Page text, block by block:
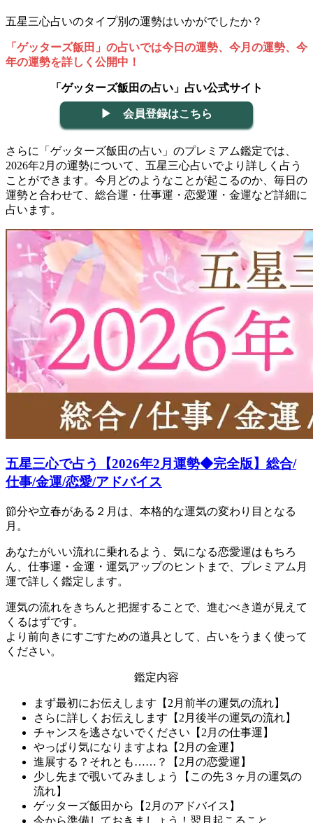
五星三心占いのタイプ別の運勢はいかがでしたか？
「ゲッターズ飯田」の占いでは今日の運勢、今月の運勢、今
年の運勢を詳しく公開中！
「ゲッターズ飯田の占い」占い公式サイト
▶ 会員登録はこちら
さらに「ゲッターズ飯田の占い」のプレミアム鑑定では、
2026年2月の運勢について、五星三心占いでより詳しく占う
ことができます。今月どのようなことが起こるのか、毎日の
運勢と合わせて、総合運・仕事運・恋愛運・金運など詳細に
占います。
五星三心で占う【2026年2月運勢◆完全版】総合/
仕事/金運/恋愛/アドバイス
節分や立春がある２月は、本格的な運気の変わり目となる
月。
あなたがいい流れに乗れるよう、気になる恋愛運はもちろ
ん、仕事運・金運・運気アップのヒントまで、プレミアム月
運で詳しく鑑定します。
運気の流れをきちんと把握することで、進むべき道が見えて
くるはずです。
より前向きにすごすための道具として、占いをうまく使って
ください。
鑑定内容
まず最初にお伝えします【2月前半の運気の流れ】
さらに詳しくお伝えします【2月後半の運気の流れ】
チャンスを逃さないでください【2月の仕事運】
やっぱり気になりますよね【2月の金運】
進展する？それとも……？【2月の恋愛運】
少し先まで覗いてみましょう【この先３ヶ月の運気の
流れ】
ゲッターズ飯田から【2月のアドバイス】
今から準備しておきましょう！翌月起こること